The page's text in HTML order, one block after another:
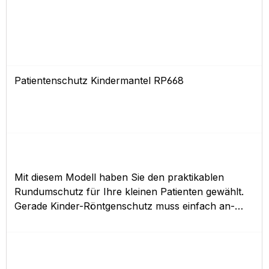
Patientenschutz Kindermantel RP668
Mit diesem Modell haben Sie den praktikablen
Rundumschutz für Ihre kleinen Patienten gewählt.
Gerade Kinder-Röntgenschutz muss einfach an-